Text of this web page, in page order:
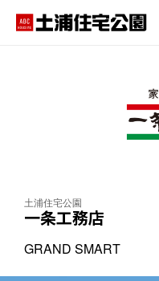
住宅会社・ハウスメーカー
イベント情報・プレゼント
好みからモデルハウスを探す
土浦住宅公園
一条工務店
GRAND SMART